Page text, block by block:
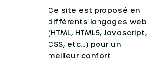
Ce site est proposé en
différents langages web
(HTML, HTML5, Javascript,
CSS, etc…) pour un
meilleur confort